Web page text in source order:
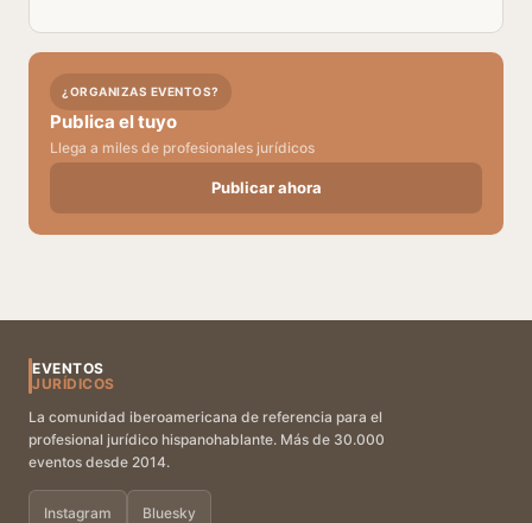
¿ORGANIZAS EVENTOS?
Publica el tuyo
Llega a miles de profesionales jurídicos
Publicar ahora
EVENTOS
JURÍDICOS
La comunidad iberoamericana de referencia para el
profesional jurídico hispanohablante. Más de 30.000
eventos desde 2014.
Instagram Bluesky